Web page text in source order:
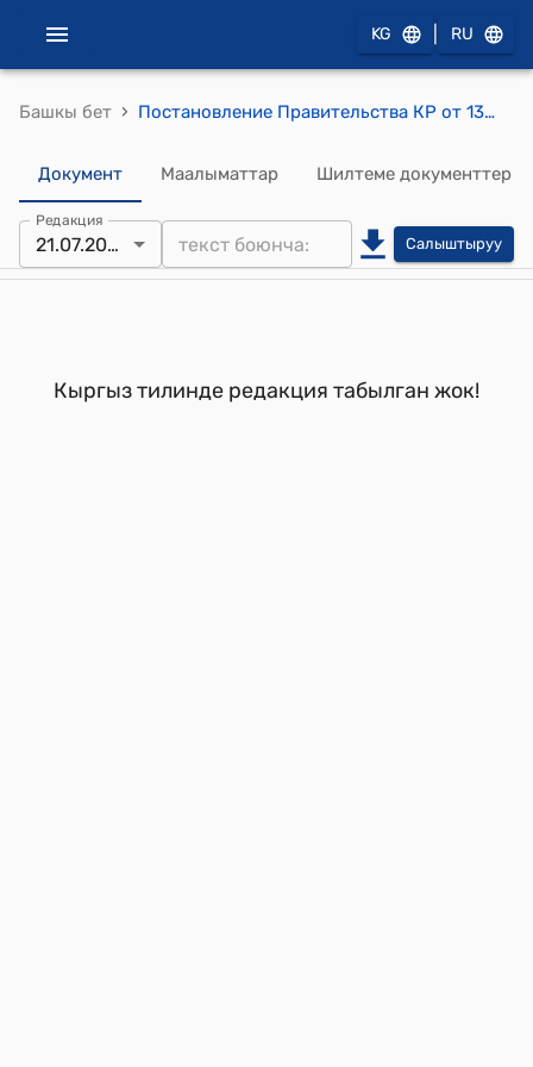
KG RU
Башкы бет › Постановление Правительства КР от 13 июля 1999 года N 387 "О проекте Закона Кыргызской Республики "О ратификации Соглашения от 27 июня 1997 года между Государственным агентством по геологии и минеральным ресурсам при Правительстве Кыргызской Республики, Японским агентством по международному сотрудничеству и Металлодобывающим агентством Японии о проведении геологоразведочных работ на Алайской площади Кыргызской Республики"
Документ Маалыматтар Шилтеме документтер
Редакция
21.07.2000 Салыштыруу
Кыргыз тилинде редакция табылган жок!